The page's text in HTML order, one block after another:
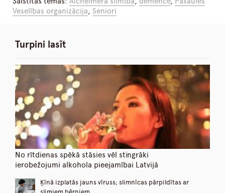
Veselības organizācija,Seniori
Turpini lasīt
No rītdienas spēkā stāsies vēl stingrāki
ierobežojumi alkohola pieejamībai Latvijā
Ķīnā izplatās jauns vīruss; slimnīcas pārpildītas ar